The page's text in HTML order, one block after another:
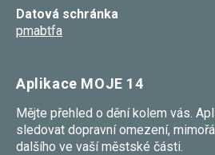
Datová schránka
pmabtfa
Aplikace MOJE 14
Mějte přehled o dění kolem vás.
sledovat dopravní omezení,
dalšího ve vaší městské části.